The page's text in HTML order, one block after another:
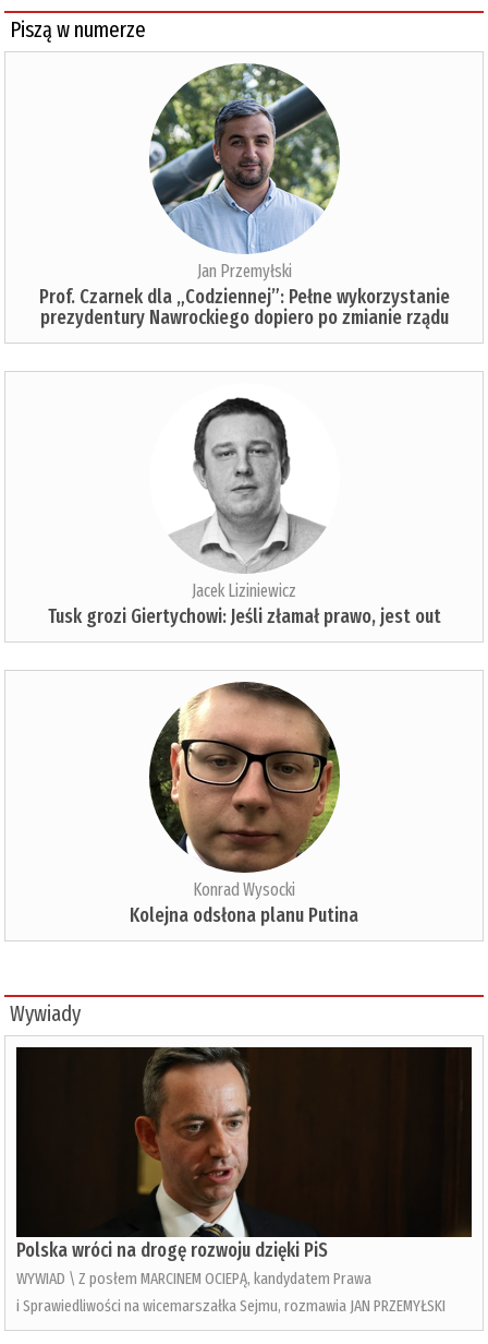
Piszą w numerze
Jan Przemyłski
Prof. Czarnek dla „Codziennej”: Pełne wykorzystanie
prezydentury Nawrockiego dopiero po zmianie rządu
Jacek Liziniewicz
Tusk grozi Giertychowi: Jeśli złamał prawo, jest out
Konrad Wysocki
Kolejna odsłona planu Putina
Wywiady
Polska wróci na drogę rozwoju dzięki PiS
WYWIAD \ Z posłem MARCINEM OCIEPĄ, kandydatem Prawa
i Sprawiedliwości na wicemarszałka Sejmu, rozmawia JAN PRZEMYŁSKI